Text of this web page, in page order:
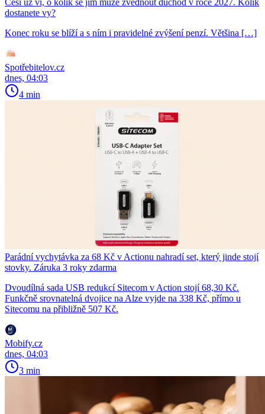
Češi už ví, o kolik se jim může zvednout důchod v roce 2027. Kolik
dostanete vy?
Konec roku se blíží a s ním i pravidelné zvýšení penzí. Většina […]
Spotřebitelov.cz
dnes, 04:03
4 min
Parádní vychytávka za 68 Kč v Actionu nahradí set, který jinde stojí
stovky. Záruka 3 roky zdarma
Dvoudílná sada USB redukcí Sitecom v Action stojí 68,30 Kč.
Funkčně srovnatelná dvojice na Alze vyjde na 338 Kč, přímo u
Sitecomu na přibližně 507 Kč.
Mobify.cz
dnes, 04:03
3 min